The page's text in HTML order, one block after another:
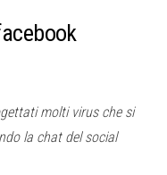
molti virus che si
la chat del social